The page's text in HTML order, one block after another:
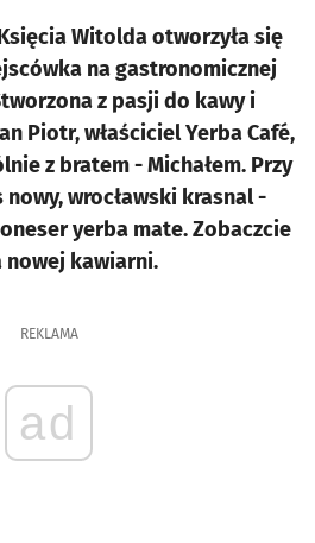
Witolda otworzyła się
na gastronomicznej
z pasji do kawy i
Piotr, właściciel Yerba Café,
z bratem - Michałem. Przy
wrocławski krasnal -
yerba mate. Zobaczcie
nowej kawiarni.
REKLAMA
ad